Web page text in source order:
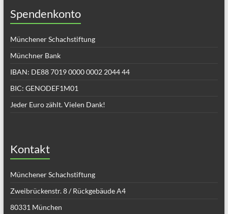
Spendenkonto
Münchener Schachstiftung
Münchner Bank
IBAN: DE88 7019 0000 0002 2044 44
BIC: GENODEF1M01
Jeder Euro zählt. Vielen Dank!
Kontakt
Münchener Schachstiftung
Zweibrückenstr. 8 / Rückgebäude A4
80331 München